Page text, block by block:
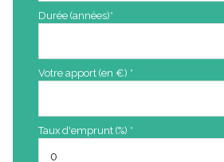
Durée (années)*
Votre apport (en €) *
Taux d'emprunt (%) *